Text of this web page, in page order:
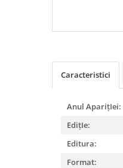
Caracteristici
Anul AparițIei:
EdițIe:
Editura:
Format: